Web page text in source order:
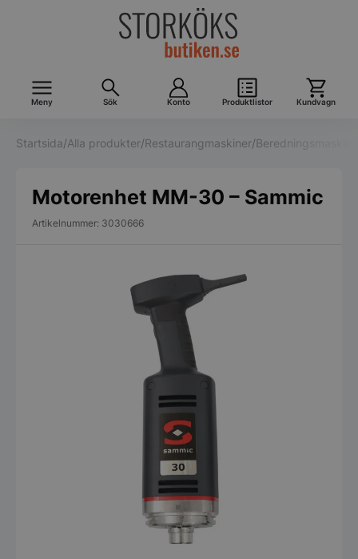
Meny Sök Konto Produktlistor Kundvagn
Startsida/Alla produkter/Restaurangmaskiner/
Motorenhet MM-30 – Sammic
Artikelnummer: 3030666